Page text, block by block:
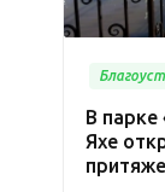
В парке
Яхе